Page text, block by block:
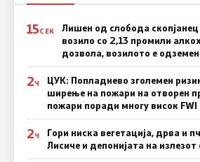
15СЕК
Лишен од слобода скопјанец
возило со 2,13 промили
дозвола, возилото е
2Ч
ЦУК: Попладнево зголемен
ширење на пожари на отворен
пожари поради многу висок FWI
2Ч
Гори ниска вегетација, дрва и
Лисиче и депонијата на